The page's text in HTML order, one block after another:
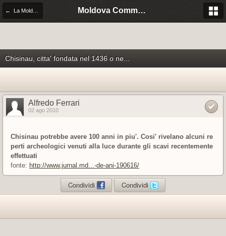
Moldova Community Italia
Chisinau, citta' fondata nel 1436 o ne...
Alfredo Ferrari
02 ago 2010
Chisinau potrebbe avere 100 anni in piu'. Cosi' rivelano alcuni re
perti archeologici venuti alla luce durante gli scavi recentemente
effettuati
fonte: http://www.jurnal.md...-de-ani-190616/
Condividi Condividi